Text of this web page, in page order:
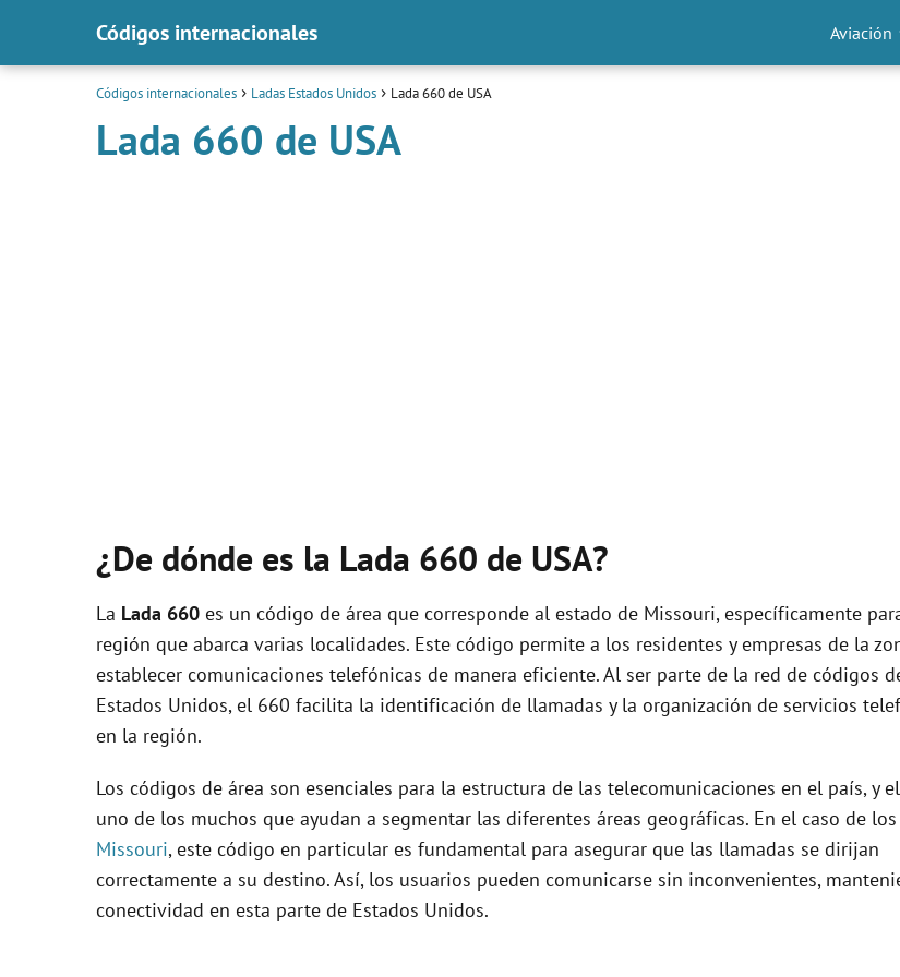
Códigos internacionales Aviación
Códigos internacionales Ladas Estados Unidos Lada 660 de USA
Lada 660 de USA
¿De dónde es la Lada 660 de USA?
La Lada 660 es un código de área que corresponde al estado de Missouri, específicamente
región que abarca varias localidades. Este código permite a los residentes y empresas de la
establecer comunicaciones telefónicas de manera eficiente. Al ser parte de la red de códigos
Estados Unidos, el 660 facilita la identificación de llamadas y la organización de servicios
en la región.
Los códigos de área son esenciales para la estructura de las telecomunicaciones en el país, y
uno de los muchos que ayudan a segmentar las diferentes áreas geográficas. En el caso de los
Missouri, este código en particular es fundamental para asegurar que las llamadas se dirijan
correctamente a su destino. Así, los usuarios pueden comunicarse sin inconvenientes,
conectividad en esta parte de Estados Unidos.